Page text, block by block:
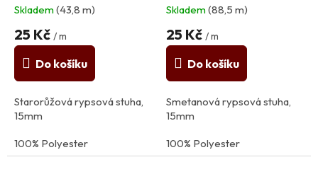
Skladem(43,8 m)
25 Kč / m
Do košíku
Starorůžová rypsová stuha,
15mm
100% Polyester
Skladem(88,5 m)
25 Kč / m
Do košíku
Smetanová rypsová stuha,
15mm
100% Polyester